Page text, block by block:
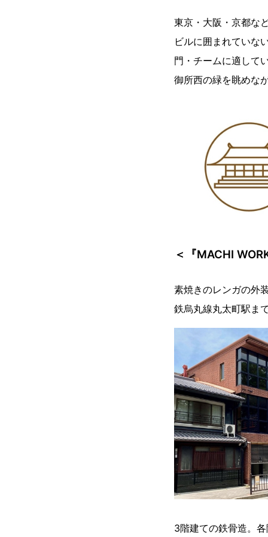
東京・大阪・京都な
ビルに囲まれていな
門・チームに適して
御所西の緑を眺めな
＜『MACHI
素焼きのレンガの外
鉄烏丸線丸太町駅ま
3階建ての鉄骨造。